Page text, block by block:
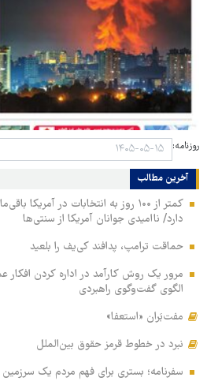
روزنامه:
آخرین مطالب
کمتر از ۱۰۰ روز به انتخابات در
دارد/ ناامیدی جوانان آمریکا از سنتی‌ها
حماقت ترامپ، پدافند کی‌یف را بلعید
مرور یک روش کارآمد در اداره کردن افکار
الگوی گفت‌وگوی راهبردی
مفت‌بَران «استعفا»
نبرد در خطوط قرمز حقوق بین‌الملل
سفرنامه؛ بستری برای فهم مردم یک سرزمین